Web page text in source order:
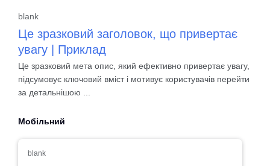
blank
Це зразковий заголовок, що привертає
увагу | Приклад
Це зразковий мета опис, який ефективно привертає увагу,
підсумовує ключовий вміст і мотивує користувачів перейти
за детальнішою ...
Мобільний
blank